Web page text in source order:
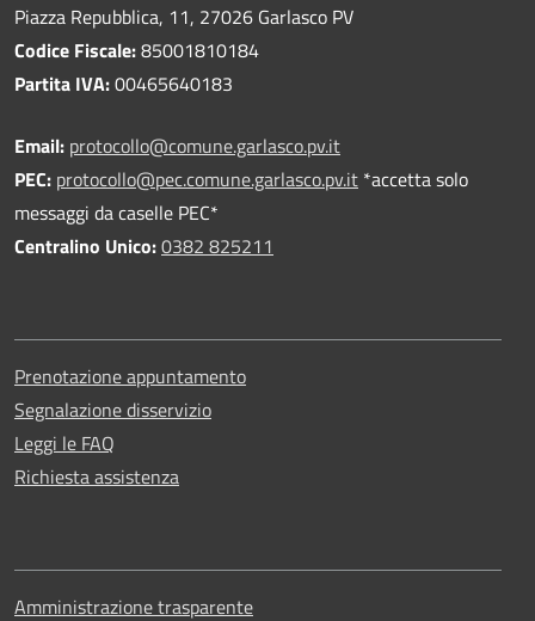
Piazza Repubblica, 11, 27026 Garlasco PV
Codice Fiscale:85001810184
Partita IVA:00465640183
Email: protocollo@comune.garlasco.pv.it
PEC: protocollo@pec.comune.garlasco.pv.it *accetta solo
messaggi da caselle PEC*
Centralino Unico:0382 825211
Prenotazione appuntamento
Segnalazione disservizio
Leggi le FAQ
Richiesta assistenza
Amministrazione trasparente